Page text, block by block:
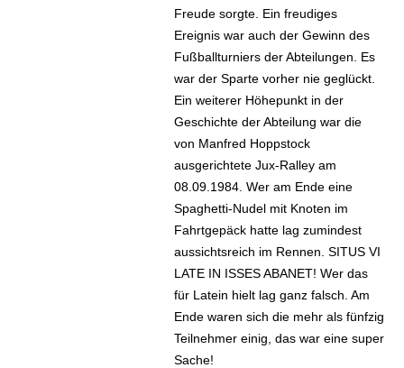
Freude sorgte. Ein freudiges
Ereignis war auch der Gewinn des
Fußballturniers der Abteilungen. Es
war der Sparte vorher nie geglückt.
Ein weiterer Höhepunkt in der
Geschichte der Abteilung war die
von Manfred Hoppstock
ausgerichtete Jux-Ralley am
08.09.1984. Wer am Ende eine
Spaghetti-Nudel mit Knoten im
Fahrtgepäck hatte lag zumindest
aussichtsreich im Rennen. SITUS VI
LATE IN ISSES ABANET! Wer das
für Latein hielt lag ganz falsch. Am
Ende waren sich die mehr als fünfzig
Teilnehmer einig, das war eine super
Sache!